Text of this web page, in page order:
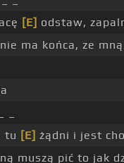
[E] odstaw,
ma końca, ze
_
tu [E] żądni i jest
muszą pić to jak